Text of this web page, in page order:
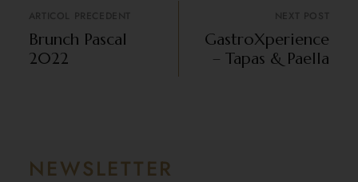
Brunch Pascal
2022
GastroXperience
– Tapas & Paella
NEWSLETTER